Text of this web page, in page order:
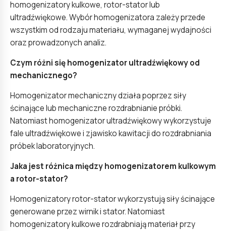
homogenizatory kulkowe, rotor-stator lub
ultradźwiękowe. Wybór homogenizatora zależy przede
wszystkim od rodzaju materiału, wymaganej wydajności
oraz prowadzonych analiz.
Czym różni się homogenizator ultradźwiękowy od
mechanicznego?
Homogenizator mechaniczny działa poprzez siły
ścinające lub mechaniczne rozdrabnianie próbki.
Natomiast homogenizator ultradźwiękowy wykorzystuje
fale ultradźwiękowe i zjawisko kawitacji do rozdrabniania
próbek laboratoryjnych.
Jaka jest różnica między homogenizatorem kulkowym
a rotor-stator?
Homogenizatory rotor-stator wykorzystują siły ścinające
generowane przez wirnik i stator. Natomiast
homogenizatory kulkowe rozdrabniają materiał przy